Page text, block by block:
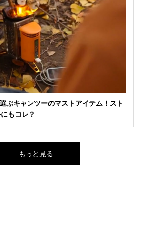
ぶキャンツーのマストアイテム！スト
もコレ？
もっと見る